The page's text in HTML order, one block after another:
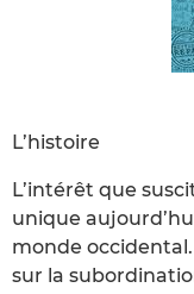
L’histoire
L’intérêt que
unique
monde
sur la